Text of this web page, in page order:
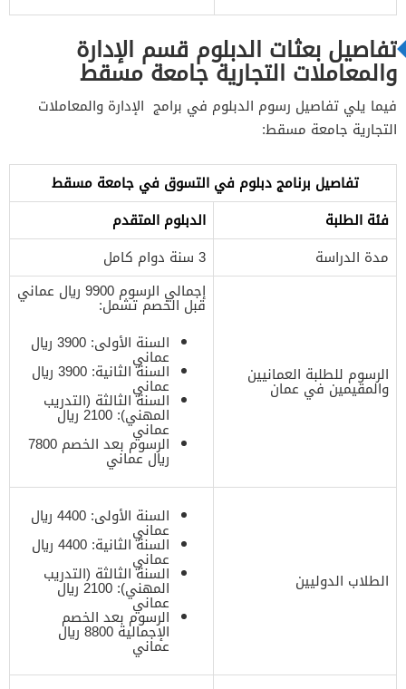
تفاصيل بعثات الدبلوم قسم الإدارة
والمعاملات التجارية جامعة مسقط
فيما يلي تفاصيل رسوم الدبلوم في برامج الإدارة والمعاملات
التجارية جامعة مسقط:
تفاصيل برنامج دبلوم في التسوق في جامعة مسقط
فئة الطلبة
الدبلوم المتقدم
مدة الدراسة
3 سنة دوام كامل
الرسوم للطلبة العمانيين
والمقيمين في عمان
إجمالي الرسوم 9900 ريال عماني
قبل الخصم تشمل:
السنة الأولى: 3900 ريال
عماني
السنة الثانية: 3900 ريال
عماني
السنة الثالثة (التدريب
المهني): 2100 ريال
عماني
الرسوم بعد الخصم 7800
ريال عماني
الطلاب الدوليين
السنة الأولى: 4400 ريال
عماني
السنة الثانية: 4400 ريال
عماني
السنة الثالثة (التدريب
المهني): 2100 ريال
عماني
الرسوم بعد الخصم
الإجمالية 8800 ريال
عماني